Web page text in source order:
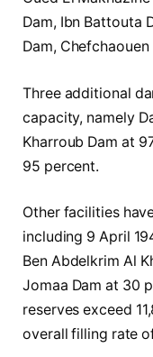
Dam, Ibn Battouta
Dam, Chefchaouen
Three additional
capacity, namely
Kharroub Dam at
95 percent.
Other facilities
including 9 April
Ben Abdelkrim Al
Jomaa Dam at 30
reserves exceed
overall filling rate